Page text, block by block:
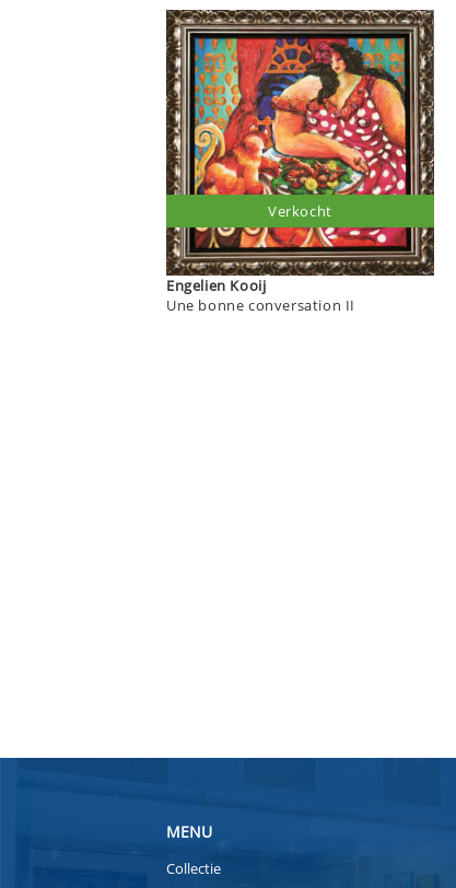
Engelien Kooij
Une bonne conversation II
Verkocht
MENU
Collectie